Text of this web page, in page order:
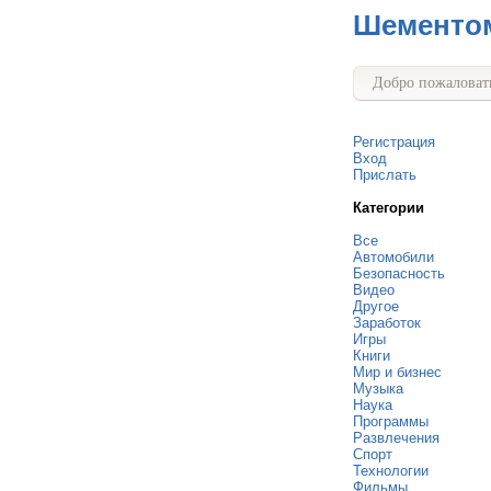
Добро
Регистрация
Вход
Прислать
Категории
Все
Автомобили
Безопасность
Видео
Другое
Заработок
Игры
Книги
Мир и бизнес
Музыка
Наука
Программы
Развлечения
Спорт
Технологии
Фильмы